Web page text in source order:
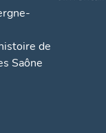
de
Saône